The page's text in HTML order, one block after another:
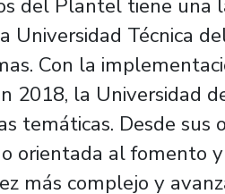
del Plantel tiene una
Universidad Técnica
Con la
2018, la Universidad
temáticas. Desde sus
orientada al fomento
más complejo y